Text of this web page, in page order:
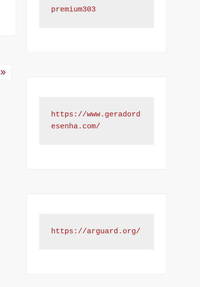
premium303
https://www.geradord
esenha.com/
https://arguard.org/